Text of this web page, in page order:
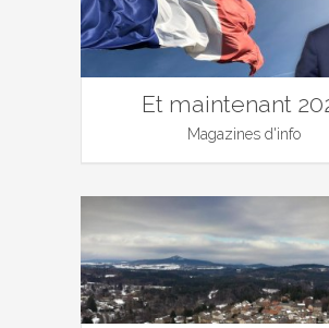
Et maintenant
Magazines d'info